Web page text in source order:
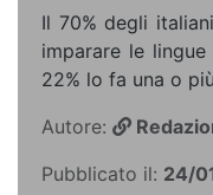
Il 70% degli
imparare le
22% lo fa una o
Autore:
Pubblicato il: 24/